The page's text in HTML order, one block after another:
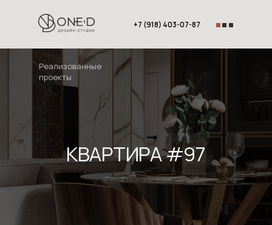
+7 (918) 403-07-87
КВАРТИРА #97
Реализованные
проекты